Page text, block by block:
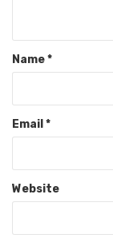
Name*
Email *
Website